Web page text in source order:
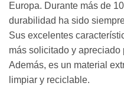
Europa. Durante más de
durabilidad ha sido
Sus excelentes
más solicitado y apreciado
Además, es un material
limpiar y reciclable.